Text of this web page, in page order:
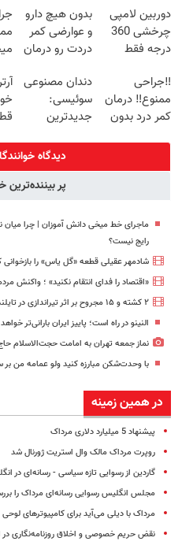
روزه ساخت!
کننده خانگی
دوربین لامپی
چرخشی 360
درجه فقط
🔥 پرداخت
درب منزل
بدون هیچ دارو
و عوارضی کمر
دردت رو درمان
(پرسش‌نامه)
‼️جراحی
ممنوع‼️ درمان
کمر درد بدون
دندان مصنوعی
سوئیسی:
جدیدترین
سبک و مقاوم |
پرداخت قسطی
دیدگاه
پر بیننده‌ترین
ماجرای خط میخی دانش آموزان | چرا
رایج نیست؟
شادمهر عقیلی قطعه «گل یاس» را بازخوانی
«اقتصاد را فدای انتقام نکنید» ؛ واکنش
۲ کشته و ۱۵ مجروح بر اثر تیراندازی در تایلند
النینو در راه است؛ پاییز ایران بارانی‌تر
نماز جمعه تهران به امامت حجت‌الاسلام
با وحدت‌شکن مبارزه کنید ولو عمامه من بر
در همین زمینه
پیشنهاد 5 میلیارد دلاری مرداک
روپرت مرداک مالک وال استریت ژورنال شد‌
گاردین از رسوایی تازه سیاسی - رسانه‌ای در
مجلس انگلیس رسوایی رسانه‌ای مرداک را
مرداک با دیلی می‌آید برای کامپیوترهای لوحی
نقض حریم خصوصی و اخلاق روزنامه‌نگاری